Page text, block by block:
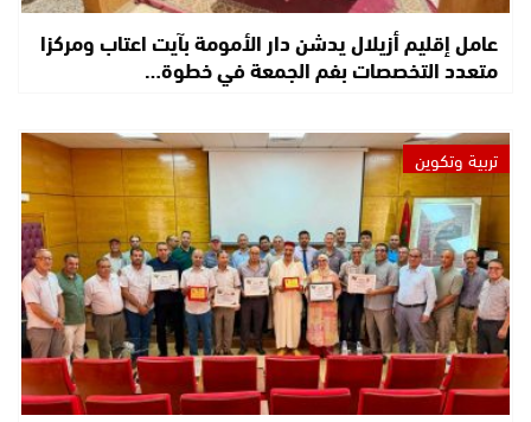
عامل إقليم أزيلال يدشن دار الأمومة بآيت اعتاب ومركزا
متعدد التخصصات بفم الجمعة في خطوة…
تربية وتكوين